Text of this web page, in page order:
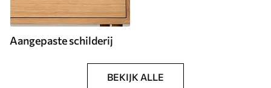
Aangepaste schilderij
BEKIJK ALLE